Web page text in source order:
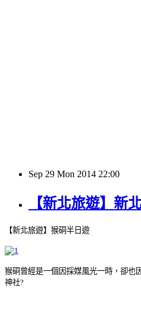
Sep 29 Mon 2014 22:00
【新北旅遊】新
【新北旅遊】猴硐半日遊
猴硐曾經是一個因採媒風光一時，卻也
神社?